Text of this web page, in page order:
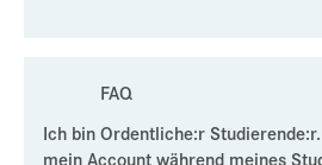
FAQ
Ich bin Ordentliche:r
mein Account während meines